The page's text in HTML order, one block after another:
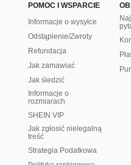
POMOC I WSPARCIE
Informacje o wysyłce
Odstąpienie/Zwroty
Refundacja
Jak zamawiać
Jak śledzić
Informacje o
rozmiarach
SHEIN VIP
Jak zgłosić nielegalną
treść
Strategia Podatkowa